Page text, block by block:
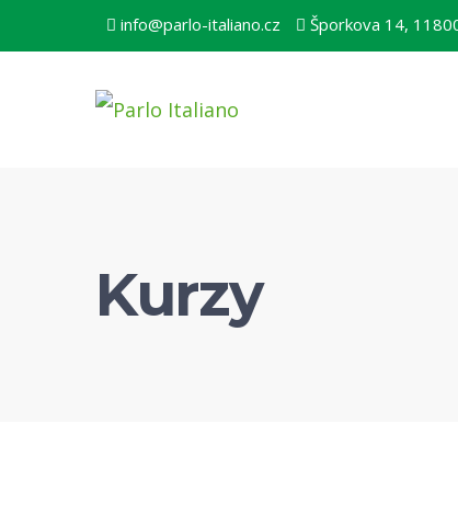
info@parlo-italiano.cz Šporkova 14,
Kurzy